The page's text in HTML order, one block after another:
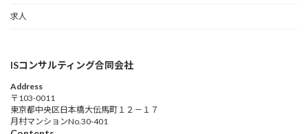
求人
ISコンサルティング合同会社
Address
〒103-0011
東京都中央区日本橋大伝馬町１２－１７
月村マンションNo.30-401